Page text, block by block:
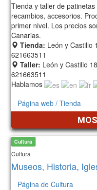
Tienda y taller de
recambios, accesorios.
primer nivel. Los precios
Canarias.
Tienda: León y Castillo
621663511
Taller: León y Castillo
621663511
Hablamos
Página web / Tienda
Cultura
Cultura
Museos, Historia,
Página de Cultura